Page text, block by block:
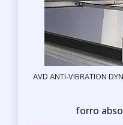
AVD ANTI-VIBRATION
forro